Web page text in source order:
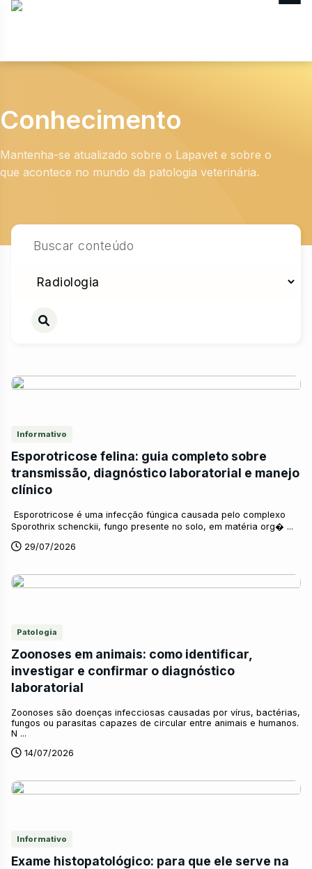
Conhecimento
Mantenha-se atualizado sobre o Lapavet e sobre o
que acontece no mundo da patologia veterinária.
Informativo
Esporotricose felina: guia completo sobre
transmissão, diagnóstico laboratorial e manejo
clínico
Esporotricose é uma infecção fúngica causada pelo complexo
Sporothrix schenckii, fungo presente no solo, em matéria org� ...
29/07/2026
Patologia
Zoonoses em animais: como identificar,
investigar e confirmar o diagnóstico
laboratorial
Zoonoses são doenças infecciosas causadas por vírus, bactérias,
fungos ou parasitas capazes de circular entre animais e humanos.
N ...
14/07/2026
Informativo
Exame histopatológico: para que ele serve na